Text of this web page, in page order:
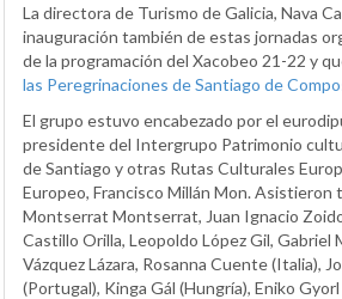
La directora de Turismo de Galicia, Nava
inauguración también de estas jornadas
de la programación del Xacobeo 21-22 y
las Peregrinaciones de Santiago de
El grupo estuvo encabezado por el
presidente del Intergrupo Patrimonio
de Santiago y otras Rutas Culturales
Europeo, Francisco Millán Mon. Asistieron
Montserrat Montserrat, Juan Ignacio
Castillo Orilla, Leopoldo López Gil, Gabriel
Vázquez Lázara, Rosanna Cuente (Italia),
(Portugal), Kinga Gál (Hungría), Eniko